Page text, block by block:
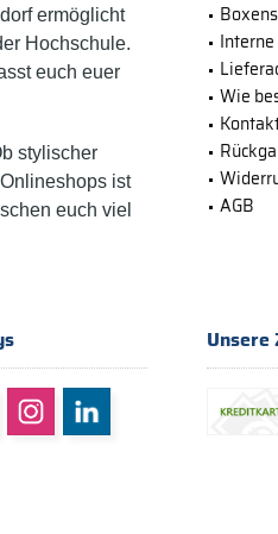
ermöglicht
Hochschule.
euch euer
stylischer
ist
euch viel
Wie
AGB